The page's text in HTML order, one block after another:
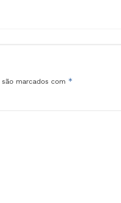
marcados com *